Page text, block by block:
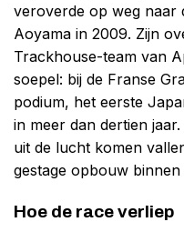
veroverde op weg naar
Aoyama in 2009. Zijn
Trackhouse-team van
soepel: bij de Franse
podium, het eerste
in meer dan dertien
uit de lucht komen
gestage opbouw binnen
Hoe de race verliep